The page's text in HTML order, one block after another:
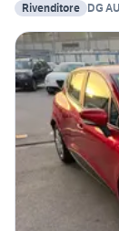
Rivenditore DG